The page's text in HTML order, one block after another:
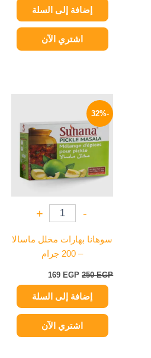
إضافة إلى السلة
اشتري الآن
-32%
-
+
سوهانا بهارات مخلل ماسالا
– 200 جرام
250EGP
هو:
250 EGP.
169 EGP
169 EGP.
إضافة إلى السلة
اشتري الآن